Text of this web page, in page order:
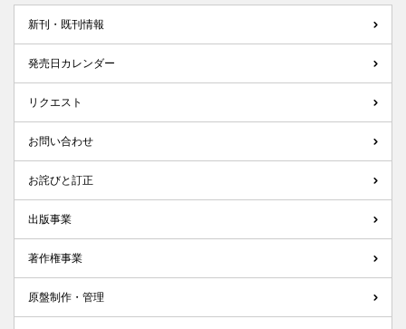
新刊・既刊情報
発売日カレンダー
リクエスト
お問い合わせ
お詫びと訂正
出版事業
著作権事業
原盤制作・管理